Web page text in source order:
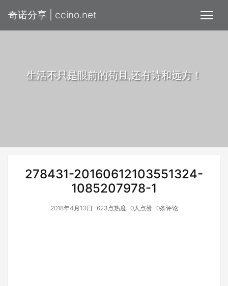
奇诺分享 | ccino.net
生活不只是眼前的苟且,还有诗和远方！
278431-20160612103551324-
1085207978-1
2018年4月13日 623点热度 0人点赞 0条评论